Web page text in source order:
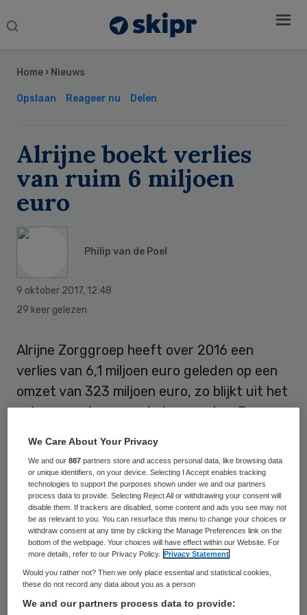
Search
Home › Nieuws
Opslaan Reageer nu Delen
Alrijne boekt verlies
van ruim 6 miljoen
euro
Philip van de Poel
9 oktober 2017, 12:48
29 keer gelezen
Alrijne Zorggroep heeft over 2016 een
verlies van 6,1 miljoen euro geleden op een
omzet van 323 miljoen euro, zo blijkt uit het
onlangs gedeponeerde jaarverslag. De
met een negatief resultaat van
respectievelijk 3,2 miljoen en 2,9 miljoen
euro.
Het negatieve resultaat van de
ziekenhuislocaties in Leiderdorp en Alphen
aan de Rijn is toe te schrijven aan onder
meer de kosten van de fusie en een
Sidebar
We Care About Your Privacy
We and our887 partners store and access personal data, like browsing data
or unique identifiers, on your device. Selecting I Accept enables tracking
technologies to support the purposes shown under we and our partners
process data to provide. Selecting Reject All or withdrawing your consent will
disable them. If trackers are disabled, some content and ads you see may not
be as relevant to you. You can resurface this menu to change your choices or
withdraw consent at any time by clicking the Manage Preferences link on the
bottom of the webpage. Your choices will have effect within our Website. For
more details, refer to our Privacy Policy.
Privacy Statement
Would you rather not? Then we only place essential and statistical cookies,
these do not record any data about you as a person
We and our partners process data to provide: